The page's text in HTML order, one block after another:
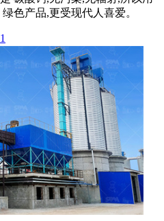
色产品,更受现代人喜爱。